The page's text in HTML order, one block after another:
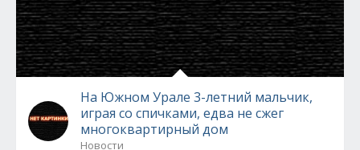
На Южном Урале 3-летний мальчик,
играя со спичками, едва не сжег
многоквартирный дом
Новости